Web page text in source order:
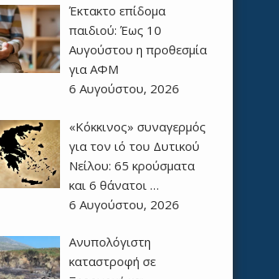
Έκτακτο επίδομα
παιδιού: Έως 10
Αυγούστου η προθεσμία
για ΑΦΜ
6 Αυγούστου, 2026
«Κόκκινος» συναγερμός
για τον ιό του Δυτικού
Νείλου: 65 κρούσματα
και 6 θάνατοι …
6 Αυγούστου, 2026
Ανυπολόγιστη
καταστροφή σε